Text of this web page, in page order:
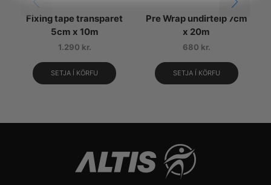
Fixing tape transparet
5cm x 10m
1.290 kr.
SETJA Í KÖRFU
Pre Wrap undirteip 7cm
x 20m
680 kr.
SETJA Í KÖRFU